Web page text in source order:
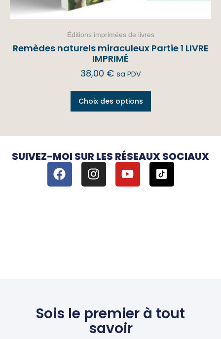
Éditions imprimées de livres
Remèdes naturels miraculeux Partie 1 LIVRE
IMPRIMÉ
38,00 € sa PDV
Choix des options
SUIVEZ-MOI SUR LES RÉSEAUX SOCIAUX
Sois le premier à tout
savoir